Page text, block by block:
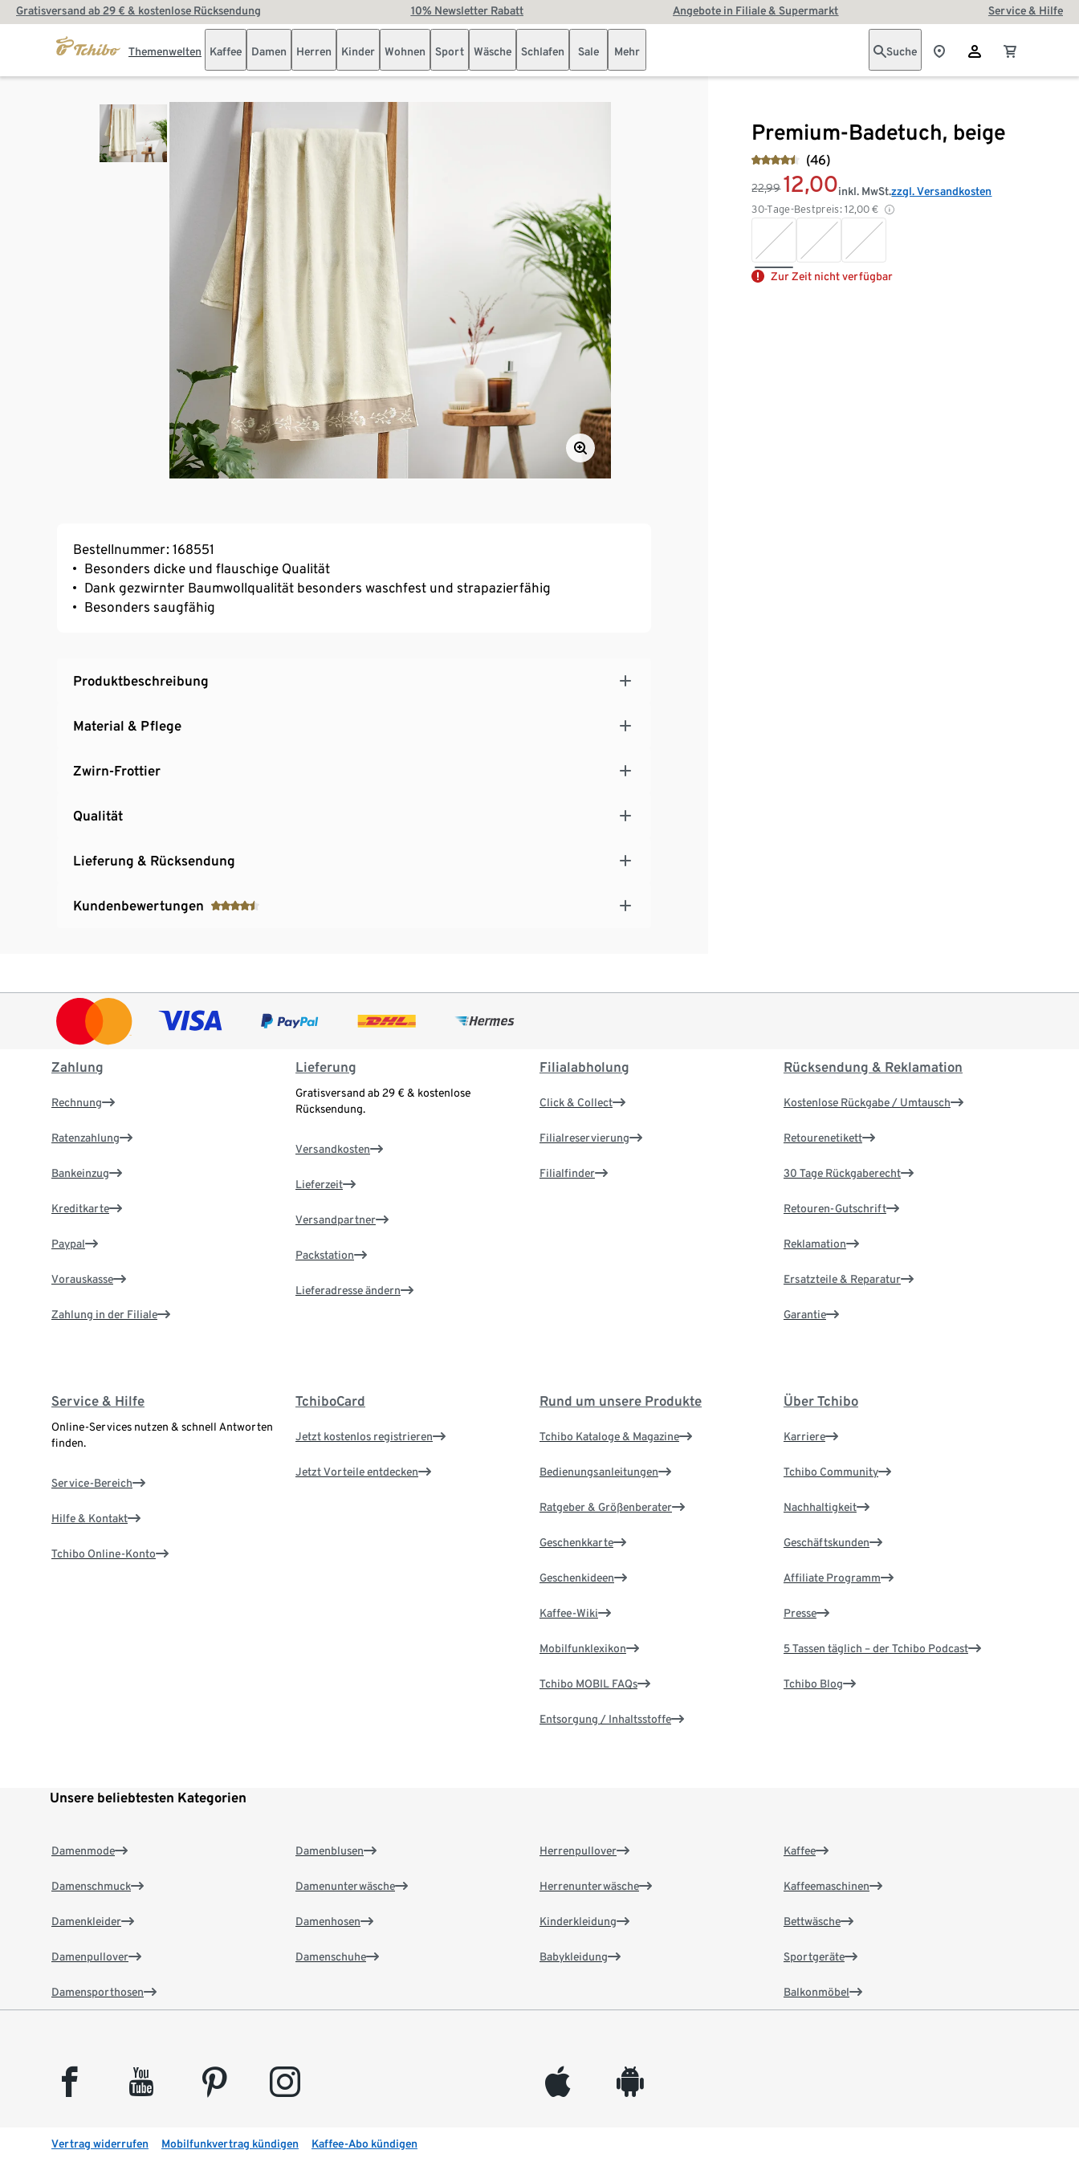
Gratisversand ab 29 € & kostenlose Rücksendung 10% Newsletter Rabatt Angebote in Filiale & Supermarkt Service & Hilfe
Themenwelten Kaffee Damen Herren Kinder Wohnen Sport Wäsche Schlafen Sale Mehr Suche
Premium-Badetuch, beige
(46)
22,99 12,00
30-Tage-Bestpreis: 12,00 €
inkl. MwSt.zzgl. Versandkosten
Zur Zeit nicht verfügbar
Bestellnummer: 168551
Besonders dicke und flauschige Qualität
Dank gezwirnter Baumwollqualität besonders waschfest und strapazierfähig
Besonders saugfähig
Produktbeschreibung
Material & Pflege
Zwirn-Frottier
Qualität
Lieferung & Rücksendung
Kundenbewertungen
Zahlung
Rechnung
Ratenzahlung
Bankeinzug
Kreditkarte
Paypal
Vorauskasse
Zahlung in der Filiale
Lieferung
Gratisversand ab 29 € & kostenlose
Rücksendung.
Versandkosten
Lieferzeit
Versandpartner
Packstation
Lieferadresse ändern
Filialabholung
Click & Collect
Filialreservierung
Filialfinder
Rücksendung & Reklamation
Kostenlose Rückgabe / Umtausch
Retourenetikett
30 Tage Rückgaberecht
Retouren-Gutschrift
Reklamation
Ersatzteile & Reparatur
Garantie
Service & Hilfe
Online-Services nutzen & schnell Antworten
finden.
Service-Bereich
Hilfe & Kontakt
Tchibo Online-Konto
TchiboCard
Jetzt kostenlos registrieren
Jetzt Vorteile entdecken
Rund um unsere Produkte
Tchibo Kataloge & Magazine
Bedienungsanleitungen
Ratgeber & Größenberater
Geschenkkarte
Geschenkideen
Kaffee-Wiki
Mobilfunklexikon
Tchibo MOBIL FAQs
Entsorgung / Inhaltsstoffe
Über Tchibo
Karriere
Tchibo Community
Nachhaltigkeit
Geschäftskunden
Affiliate Programm
Presse
5 Tassen täglich – der Tchibo Podcast
Tchibo Blog
Unsere beliebtesten Kategorien
Damenmode
Damenschmuck
Damenkleider
Damenpullover
Damensporthosen
Damenblusen
Damenunterwäsche
Damenhosen
Damenschuhe
Herrenpullover
Herrenunterwäsche
Kinderkleidung
Babykleidung
Kaffee
Kaffeemaschinen
Bettwäsche
Sportgeräte
Balkonmöbel
facebook youtube pinterest instagram appleinc android
Vertrag widerrufen Mobilfunkvertrag kündigen Kaffee-Abo kündigen